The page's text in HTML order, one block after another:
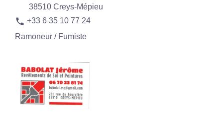
38510 Creys-Mépieu
phone +33 6 35 10 77 24
Ramoneur / Fumiste